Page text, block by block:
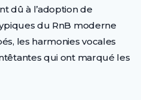
dû à l’adoption de
du RnB moderne
les harmonies vocales
qui ont marqué les